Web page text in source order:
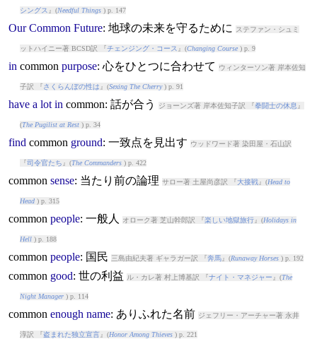
シングス 』(Needful Things) p. 147
Our Common Future: 地球の未来を守るために ステファン・シュミ
ットハイニー著 BCSD訳 『チェンジング・コース 』(Changing Course) p. 9
in common purpose: 心をひとつに合わせて ウィンターソン著 岸本佐知
子訳 『さくらんぼの性は 』(Sexing The Cherry) p. 91
have a lot in common: 話が合う ジョーンズ著 岸本佐知子訳 『拳闘士の休息 』
(The Pugilist at Rest) p. 34
find common ground: 一致点を見出す ウッドワード著 染田屋・石山訳
『司令官たち 』(The Commanders) p. 422
common sense: 当たり前の論理 サロー著 土屋尚彦訳 『大接戦』(Head to
Head) p. 315
common people: 一般人 オローク著 芝山幹郎訳 『楽しい地獄旅行』(Holidays in
Hell) p. 188
common people: 国民 三島由紀夫著 ギャラガー訳 『奔馬』(Runaway Horses) p. 192
common good: 世の利益 ル・カレ著 村上博基訳 『ナイト・マネジャー 』(The
Night Manager) p. 114
common enough name: ありふれた名前 ジェフリー・アーチャー著 永井
淳訳 『盗まれた独立宣言』(Honor Among Thieves) p. 221